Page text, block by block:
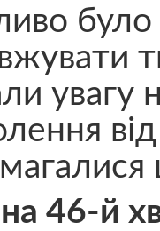
було
увагу
46-й